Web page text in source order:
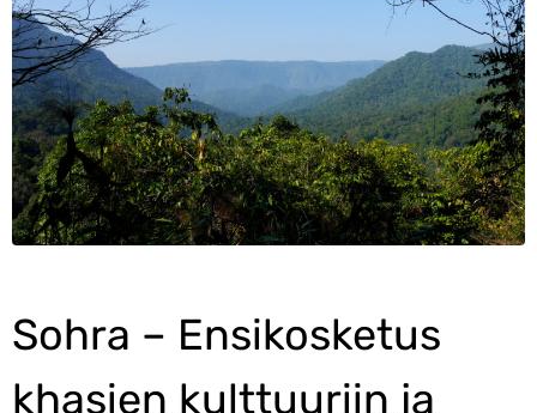
Sohra – Ensikosketus
khasien kulttuuriin ja